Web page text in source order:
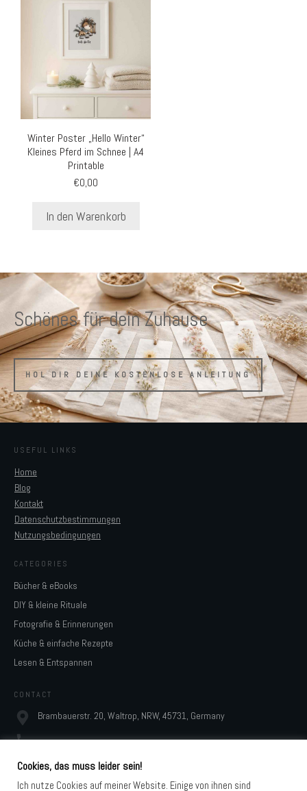
Winter Poster „Hello Winter“
Kleines Pferd im Schnee | A4
Printable
€0,00
In den Warenkorb
Schönes für dein Zuhause
HOL DIR DEINE KOSTENLOSE ANLEITUNG
USEFUL LINKS
Home
Blog
Kontakt
Datenschutzbestimmungen
Nutzungsbedingungen
CATEGORIES
Bücher & eBooks
DIY & kleine Rituale
Fotografie & Erinnerungen
Küche & einfache Rezepte
Lesen & Entspannen
CONTACT
Brambauerstr. 20, Waltrop, NRW, 45731, Germany
monja@digidesignresort.de
Cookies, das muss leider sein!
Ich nutze Cookies auf meiner Website. Einige von ihnen sind